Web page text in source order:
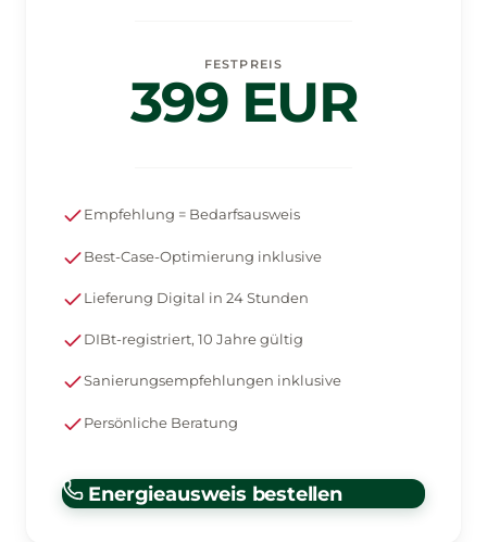
FESTPREIS
399 EUR
Empfehlung = Bedarfsausweis
Best-Case-Optimierung inklusive
Lieferung Digital in 24 Stunden
DIBt-registriert, 10 Jahre gültig
Sanierungsempfehlungen inklusive
Persönliche Beratung
Energieausweis bestellen